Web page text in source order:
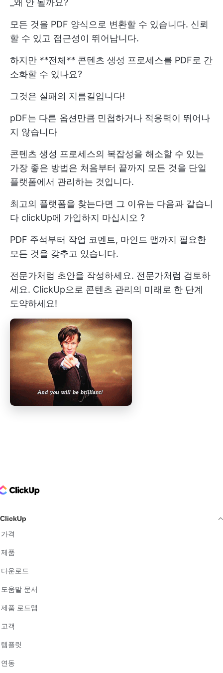
_왜 안 될까요?
모든 것을 PDF 양식으로 변환할 수 있습니다. 신뢰
할 수 있고 접근성이 뛰어납니다.
하지만 **전체** 콘텐츠 생성 프로세스를 PDF로 간
소화할 수 있나요?
그것은 실패의 지름길입니다!
pDF는 다른 옵션만큼 민첩하거나 적응력이 뛰어나
지 않습니다
콘텐츠 생성 프로세스의 복잡성을 해소할 수 있는
가장 좋은 방법은 처음부터 끝까지 모든 것을 단일
플랫폼에서 관리하는 것입니다.
최고의 플랫폼을 찾는다면 그 이유는 다음과 같습니
다 clickUp에 가입하지 마십시오 ?
PDF 주석부터 작업 코멘트, 마인드 맵까지 필요한
모든 것을 갖추고 있습니다.
전문가처럼 초안을 작성하세요. 전문가처럼 검토하
세요. ClickUp으로 콘텐츠 관리의 미래로 한 단계
도약하세요!
Logo
ClickUp
가격
제품
다운로드
도움말 문서
제품 로드맵
고객
템플릿
연동